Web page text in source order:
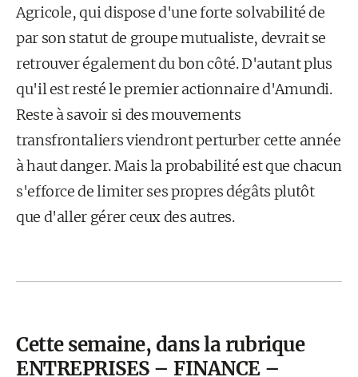
Agricole, qui dispose d'une forte solvabilité de
par son statut de groupe mutualiste, devrait se
retrouver également du bon côté. D'autant plus
qu'il est resté le premier actionnaire d'Amundi.
Reste à savoir si des mouvements
transfrontaliers viendront perturber cette année
à haut danger. Mais la probabilité est que chacun
s'efforce de limiter ses propres dégâts plutôt
que d'aller gérer ceux des autres.
Cette semaine, dans la rubrique
ENTREPRISES – FINANCE –